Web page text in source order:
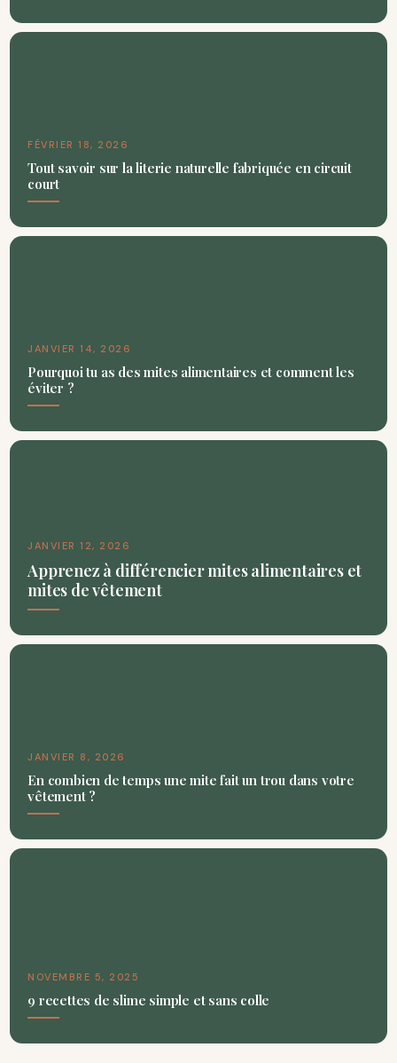
FÉVRIER 18, 2026
Tout savoir sur la literie naturelle fabriquée en circuit
court
JANVIER 14, 2026
Pourquoi tu as des mites alimentaires et comment les
éviter ?
JANVIER 12, 2026
Apprenez à différencier mites alimentaires et
mites de vêtement
JANVIER 8, 2026
En combien de temps une mite fait un trou dans votre
vêtement ?
NOVEMBRE 5, 2025
9 recettes de slime simple et sans colle